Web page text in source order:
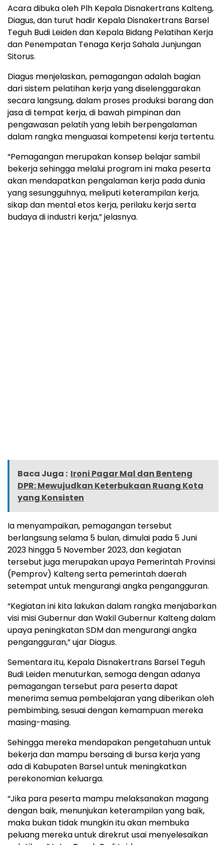
Acara dibuka oleh Plh Kepala Disnakertrans Kalteng,
Diagus, dan turut hadir Kepala Disnakertrans Barsel
Teguh Budi Leiden dan Kepala Bidang Pelatihan Kerja
dan Penempatan Tenaga Kerja Sahala Junjungan
Sitorus.
Diagus menjelaskan, pemagangan adalah bagian
dari sistem pelatihan kerja yang diselenggarakan
secara langsung, dalam proses produksi barang dan
jasa di tempat kerja, di bawah pimpinan dan
pengawasan pelatih yang lebih berpengalaman
dalam rangka menguasai kompetensi kerja tertentu.
“Pemagangan merupakan konsep belajar sambil
bekerja sehingga melalui program ini maka peserta
akan mendapatkan pengalaman kerja pada dunia
yang sesungguhnya, meliputi keterampilan kerja,
sikap dan mental etos kerja, perilaku kerja serta
budaya di industri kerja,” jelasnya.
Baca Juga : Ironi Pagar Mal dan Benteng
DPR: Mewujudkan Keterbukaan Ruang Kota
yang Konsisten
Ia menyampaikan, pemagangan tersebut
berlangsung selama 5 bulan, dimulai pada 5 Juni
2023 hingga 5 November 2023, dan kegiatan
tersebut juga merupakan upaya Pemerintah Provinsi
(Pemprov) Kalteng serta pemerintah daerah
setempat untuk mengurangi angka pengangguran.
“Kegiatan ini kita lakukan dalam rangka menjabarkan
visi misi Gubernur dan Wakil Gubernur Kalteng dalam
upaya peningkatan SDM dan mengurangi angka
pengangguran,” ujar Diagus.
Sementara itu, Kepala Disnakertrans Barsel Teguh
Budi Leiden menuturkan, semoga dengan adanya
pemagangan tersebut para peserta dapat
menerima semua pembelajaran yang diberikan oleh
pembimbing, sesuai dengan kemampuan mereka
masing-masing.
Sehingga mereka mendapakan pengetahuan untuk
bekerja dan mampu bersaing di bursa kerja yang
ada di Kabupaten Barsel untuk meningkatkan
perekonomian keluarga.
“Jika para peserta mampu melaksanakan magang
dengan baik, menunjukan keterampilan yang baik,
maka bukan tidak mungkin itu akan membuka
peluang mereka untuk direkrut usai menyelesaikan